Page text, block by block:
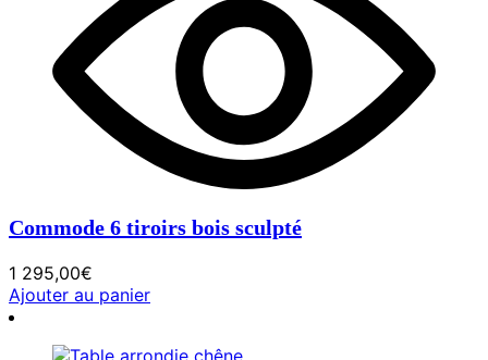
Commode 6 tiroirs bois sculpté
1 295,00€
Ajouter au panier